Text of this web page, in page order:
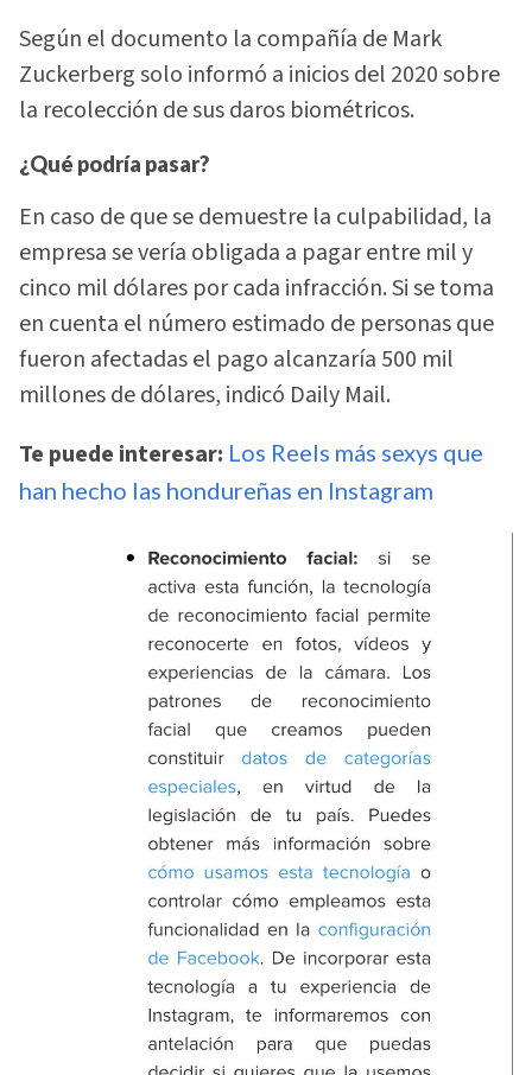
Según el documento la compañía de Mark
Zuckerberg solo informó a inicios del 2020 sobre
la recolección de sus daros biométricos.
¿Qué podría pasar?
En caso de que se demuestre la culpabilidad, la
empresa se vería obligada a pagar entre mil y
cinco mil dólares por cada infracción. Si se toma
en cuenta el número estimado de personas que
fueron afectadas el pago alcanzaría 500 mil
millones de dólares, indicó Daily Mail.
Te puede interesar: Los Reels más sexys que
han hecho las hondureñas en Instagram